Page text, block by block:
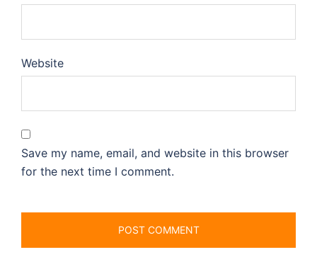
Website
Save my name, email, and website in this browser
for the next time I comment.